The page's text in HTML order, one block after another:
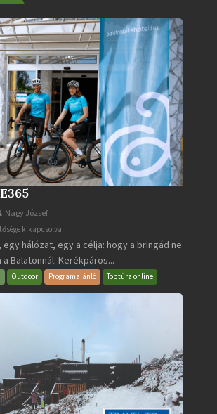
Nagy József
kikapcsolva
egy hálózat, egy a célja: hogy a bringád ne
Balatonnál. Kerékpáros...
Outdoor Programajánló Toptúra online